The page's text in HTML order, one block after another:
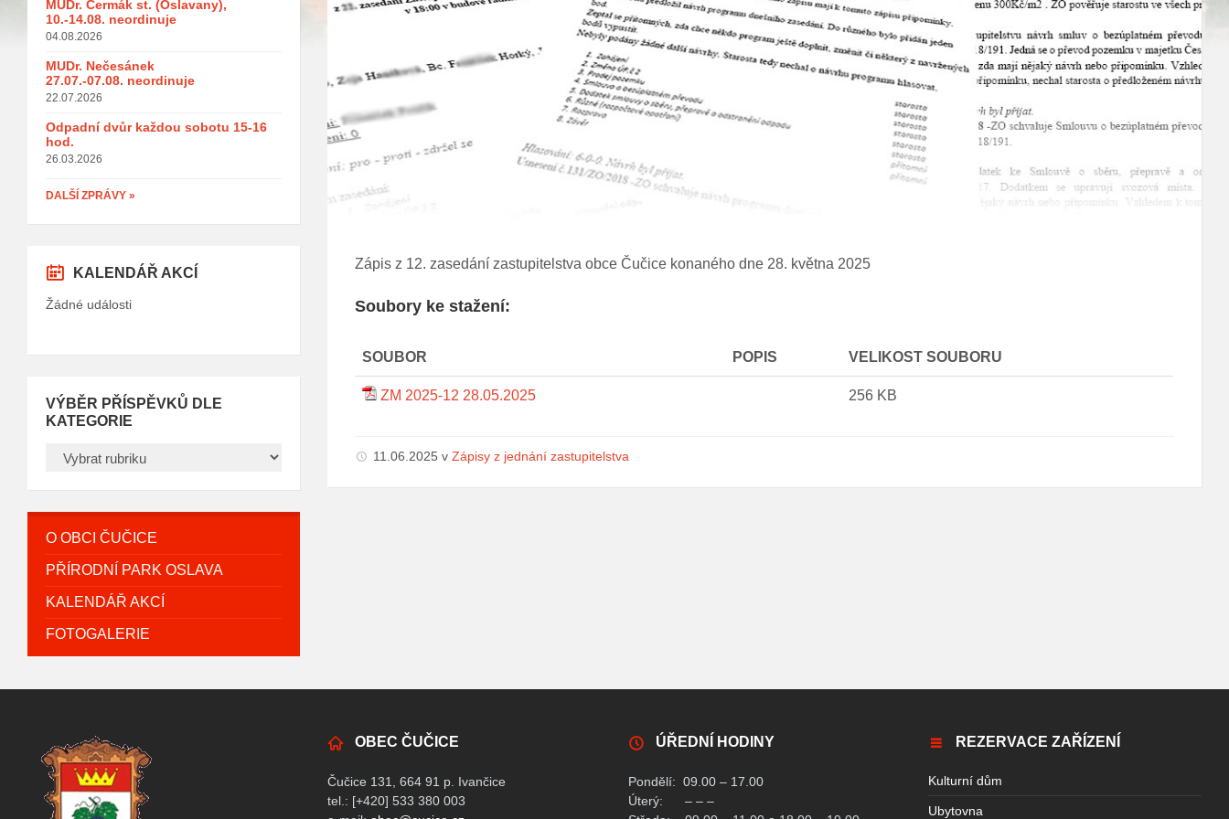
Zápis z 12. zasedání zastupitelstva obce Čučice konaného dne 28. května 2025
Soubory ke stažení:
SOUBOR POPIS VELIKOST SOUBORU
ZM 2025-12 28.05.2025 256 KB
11.06.2025vZápisy z jednání zastupitelstva
MUDr. Čermák st. (Oslavany),
10.-14.08. neordinuje
04.08.2026
MUDr. Nečesánek
27.07.-07.08. neordinuje
22.07.2026
Odpadní dvůr každou sobotu 15-16
hod.
26.03.2026
DALŠÍ ZPRÁVY »
KALENDÁŘ AKCÍ
Žádné události
VÝBĚR PŘÍSPĚVKŮ DLE
KATEGORIE
PŘÍSPĚVKŮ
KATEGORIE
O OBCI ČUČICE
PŘÍRODNÍ PARK OSLAVA
KALENDÁŘ AKCÍ
FOTOGALERIE
OBEC ČUČICE
Čučice 131, 664 91 p. Ivančice
tel.: [+420] 533 380 003
ÚŘEDNÍ HODINY
Pondělí: 09.00 – 17.00
Úterý: – – –
REZERVACE ZAŘÍZENÍ
Kulturní dům
Ubytovna